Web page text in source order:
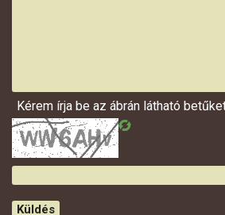
Kérem írja be az ábrán látható
Küldés